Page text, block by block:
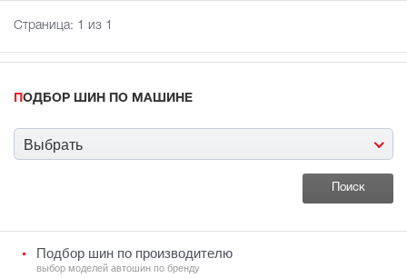
Страница: 1 из 1
ПОДБОР ШИН ПО МАШИНЕ
Выбрать
Подбор шин по производителю
выбор моделей автошин по бренду